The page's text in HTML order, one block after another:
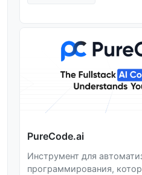
PureCode.ai
Инструмент для
программирования,